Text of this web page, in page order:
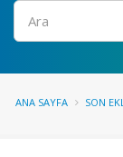
Ara
ANA SAYFA SON